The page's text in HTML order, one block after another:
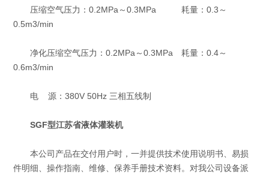
压缩空气压力：0.2MPa～0.3MPa 耗量：0.3～
0.5m3/min
净化压缩空气压力：0.2MPa～0.3MPa 耗量：0.4～
0.6m3/min
电 源：380V 50Hz 三相五线制
SGF型江苏省液体灌装机
本公司产品在交付用户时，一并提供技术使用说明书、易损
件明细、操作指南、维修、保养手册技术资料。对我公司设备派